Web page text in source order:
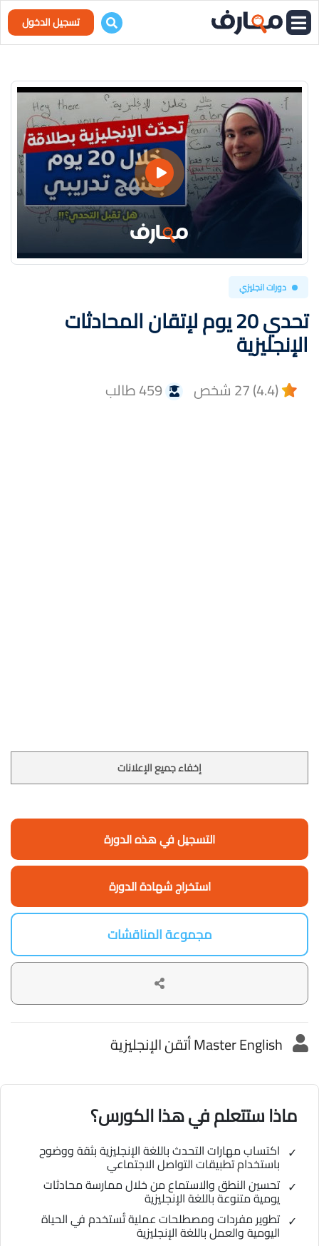
تسجيل الدخول
دورات انجليزي
تحدي 20 يوم لإتقان المحادثات
الإنجليزية
(4.4) 27 شخص 459 طالب
إخفاء جميع الإعلانات
التسجيل في هذه الدورة
استخراج شهادة الدورة
مجموعة المناقشات
Master English أتقن الإنجليزية
ماذا ستتعلم في هذا الكورس؟
اكتساب مهارات التحدث باللغة الإنجليزية بثقة ووضوح
باستخدام تطبيقات التواصل الاجتماعي
تحسين النطق والاستماع من خلال ممارسة محادثات
يومية متنوعة باللغة الإنجليزية
تطوير مفردات ومصطلحات عملية تُستخدم في الحياة
اليومية والعمل باللغة الإنجليزية